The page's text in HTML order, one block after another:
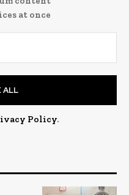
at once
ALL
Policy.